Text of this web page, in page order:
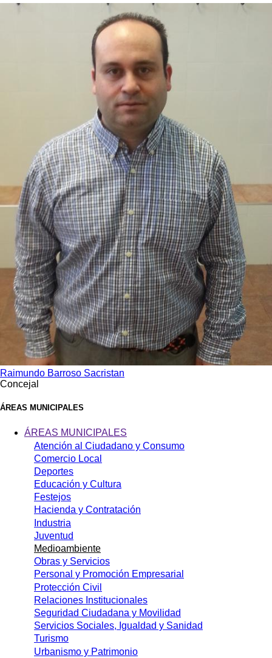
Raimundo Barroso Sacristan
Concejal
ÁREAS MUNICIPALES
ÁREAS MUNICIPALES
Atención al Ciudadano y Consumo
Comercio Local
Deportes
Educación y Cultura
Festejos
Hacienda y Contratación
Industria
Juventud
Medioambiente
Obras y Servicios
Personal y Promoción Empresarial
Protección Civil
Relaciones Institucionales
Seguridad Ciudadana y Movilidad
Servicios Sociales, Igualdad y Sanidad
Turismo
Urbanismo y Patrimonio